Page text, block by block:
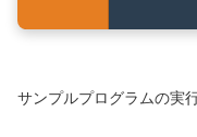
サンプルプログラムの実